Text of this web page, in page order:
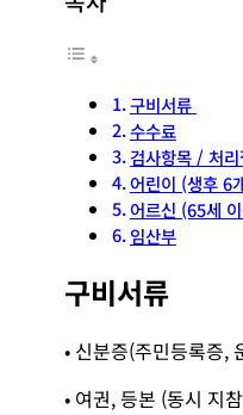
구비서류
수수료
검사항목 / 처
어린이 (생후 6
어르신 (65세
임산부
구비서류
• 신분증(주민등록증,
• 여권, 등본 (동시 지